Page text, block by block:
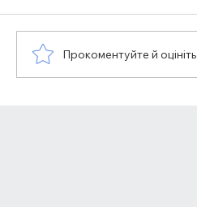
Прокоментуйте й оцініть